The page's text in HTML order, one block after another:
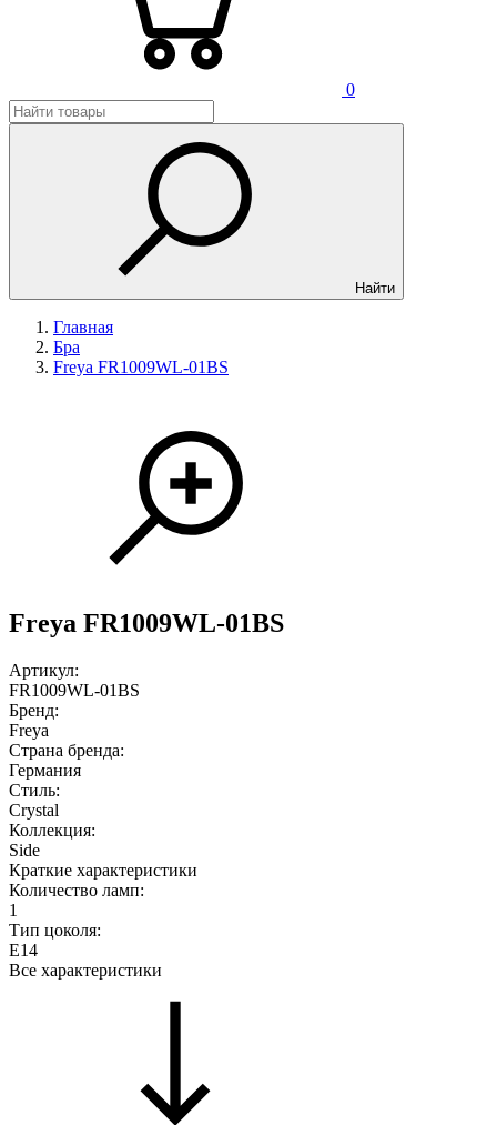
0
Найти
Главная
Бра
Freya FR1009WL-01BS
Freya FR1009WL-01BS
Артикул:
FR1009WL-01BS
Бренд:
Freya
Страна бренда:
Германия
Стиль:
Crystal
Коллекция:
Side
Краткие характеристики
Количество ламп:
1
Тип цоколя:
E14
Все характеристики